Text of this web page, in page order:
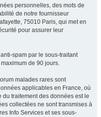
personnelles, des mots de
de notre fournisseur
75010 Paris, qui met en
pour assurer leur
spam par le sous-traitant
de 90 jours.
malades rares sont
applicables en France, où
traitement des données est le
collectées ne sont transmises à
Info Services et ses sous-